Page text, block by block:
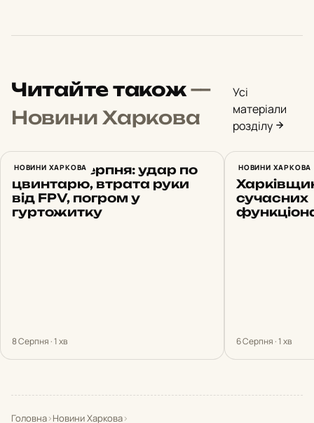
Читайте також—
Новини Харкова
Усі
матеріали
розділу
НОВИНИ ХАРКОВА
Харків 8 серпня: удар по
цвинтарю, втрата руки
від FPV, погром у
гуртожитку
8 Серпня · 1 хв
НОВИНИ ХАРКОВА
Ще три
сучасних
6 Серпня · 1 хв
Головна›Новини Харкова›